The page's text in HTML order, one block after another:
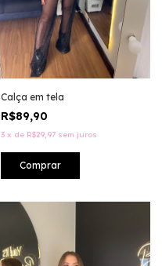
Calça em tela
R$89,90
3 x de R$29,97 sem juros